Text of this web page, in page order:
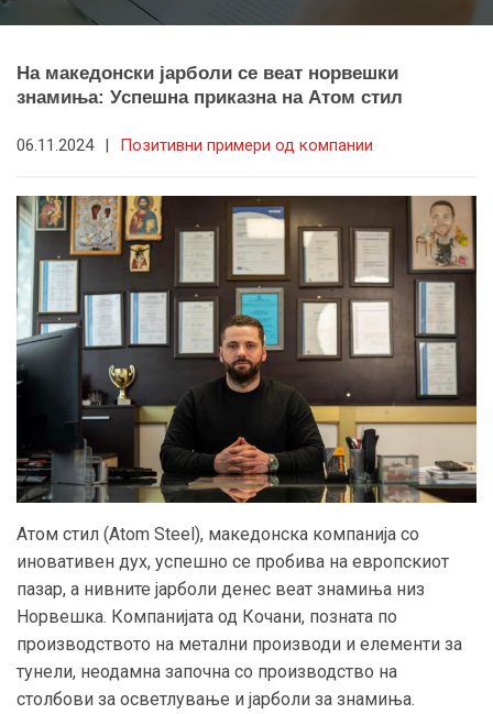
На македонски јарболи се веат норвешки
знамиња: Успешна приказна на Атом стил
06.11.2024 | Позитивни примери од компании
Атом стил (Atom Steel), македонска компанија со
иновативен дух, успешно се пробива на европскиот
пазар, а нивните јарболи денес веат знамиња низ
Норвешка. Компанијата од Кочани, позната по
производството на метални производи и елементи за
тунели, неодамна започна со производство на
столбови за осветлување и јарболи за знамиња.